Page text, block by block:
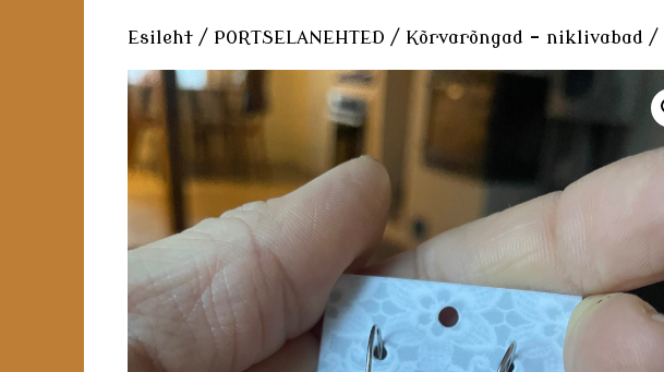
Esileht / PORTSELANEHTED / Kõrvarõngad - niklivabad /